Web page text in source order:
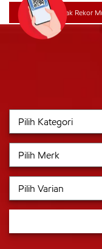
Federal Oil Cetak Rekor